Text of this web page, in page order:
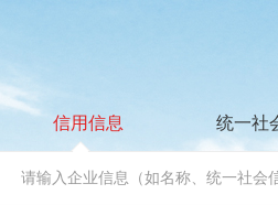
信用信息 统一社